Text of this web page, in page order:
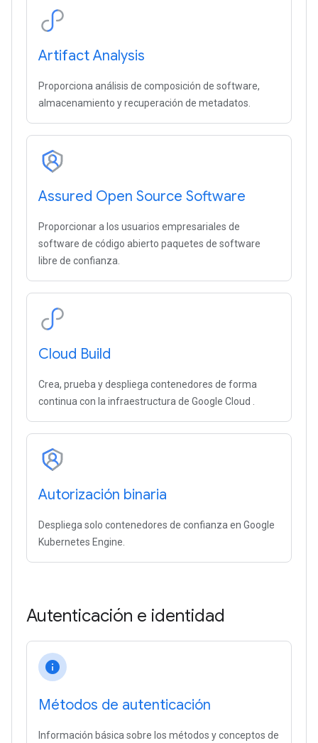
Artifact Analysis
Proporciona análisis de composición de software,
almacenamiento y recuperación de metadatos.
Assured Open Source Software
Proporcionar a los usuarios empresariales de
software de código abierto paquetes de software
libre de confianza.
Cloud Build
Crea, prueba y despliega contenedores de forma
continua con la infraestructura de Google Cloud .
Autorización binaria
Despliega solo contenedores de confianza en Google
Kubernetes Engine.
Autenticación e identidad
info
Métodos de autenticación
Información básica sobre los métodos y conceptos de